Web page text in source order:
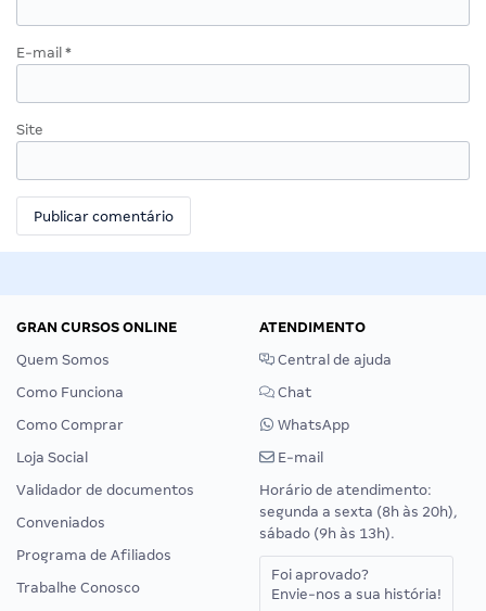
E-mail *
Site
GRAN CURSOS ONLINE
Quem Somos
Como Funciona
Como Comprar
Loja Social
Validador de documentos
Conveniados
Programa de Afiliados
Trabalhe Conosco
ATENDIMENTO
Central de ajuda
Chat
WhatsApp
E-mail
Horário de atendimento:
segunda a sexta (8h às 20h),
sábado (9h às 13h).
Foi aprovado?
Envie-nos a sua história!